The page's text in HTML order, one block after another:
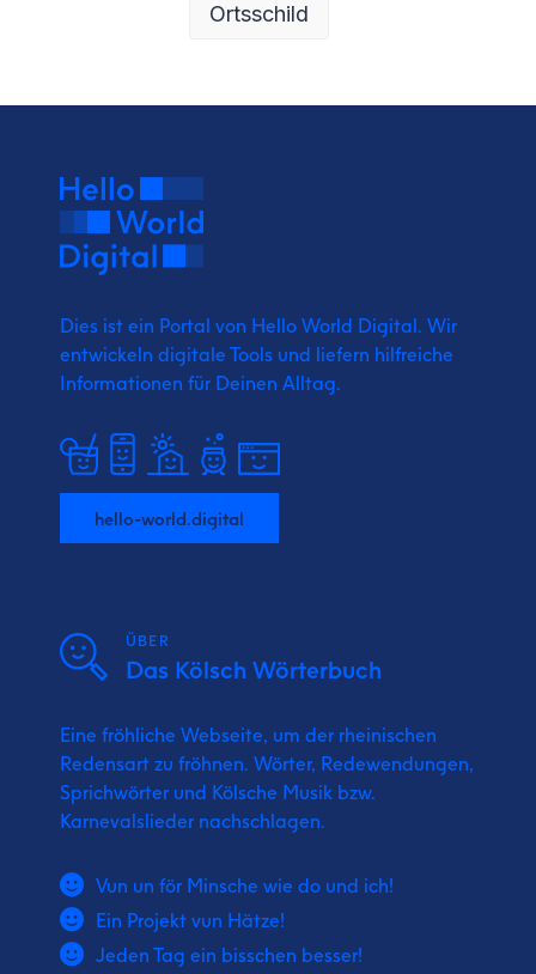
Ortsschild
Dies ist ein Portal von Hello World Digital. Wir
entwickeln digitale Tools und liefern hilfreiche
Informationen für Deinen Alltag.
hello-world.digital
ÜBER
Das Kölsch Wörterbuch
Eine fröhliche Webseite, um der rheinischen
Redensart zu fröhnen. Wörter, Redewendungen,
Sprichwörter und Kölsche Musik bzw.
Karnevalslieder nachschlagen.
Vun un för Minsche wie do und ich!
Ein Projekt vun Hätze!
Jeden Tag ein bisschen besser!